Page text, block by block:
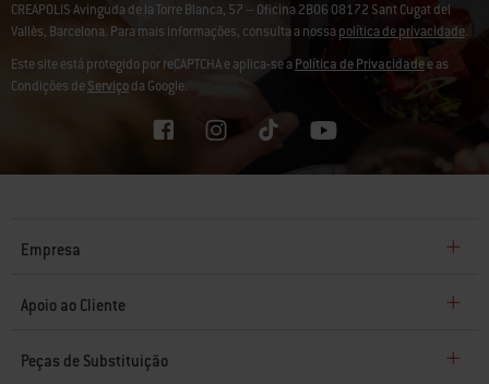
CREAPOLIS Avinguda de la Torre Blanca, 57 – Oficina 2B06 08172 Sant Cugat del
Vallès, Barcelona. Para mais informações, consulta a nossapolítica de privacidade.
Este site está protegido por reCAPTCHA e aplica-se aPolítica de Privacidadee as
Condições deServiçoda Google.
Empresa
Apoio ao Cliente
Peças de Substituição